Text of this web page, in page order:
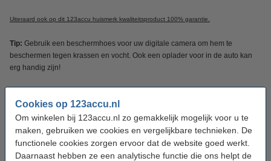
Cookies op 123accu.nl
Om winkelen bij 123accu.nl zo gemakkelijk mogelijk voor u te
maken, gebruiken we cookies en vergelijkbare technieken. De
functionele cookies zorgen ervoor dat de website goed werkt.
Daarnaast hebben ze een analytische functie die ons helpt de
Uiteraard ook op dit 123accu huismerk kwaliteitsproduct 100% garantie.
Tip: Gebruik een beschermhoes voor uw digitale camera om hem te
beschermen tegen krassen en vocht. Ook een oplader voor in de auto kan
erg handig zijn!
Specificaties
Kleur: donkergrijs
1.250 mAh